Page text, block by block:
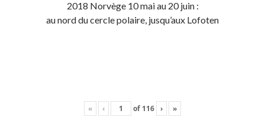
2018 Norvège 10 mai au 20 juin :
au nord du cercle polaire, jusqu’aux Lofoten
« ‹ of 116 › »